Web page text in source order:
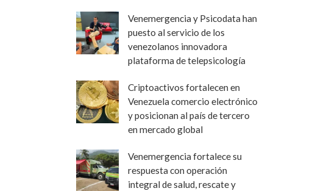
Venemergencia y Psicodata han
puesto al servicio de los
venezolanos innovadora
plataforma de telepsicología
Criptoactivos fortalecen en
Venezuela comercio electrónico
y posicionan al país de tercero
en mercado global
Venemergencia fortalece su
respuesta con operación
integral de salud, rescate y